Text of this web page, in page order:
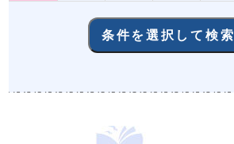
条件を選択して検索